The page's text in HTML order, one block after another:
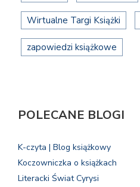
Wirtualne Targi Książki
zapowiedzi książkowe
POLECANE BLOGI
K-czyta | Blog książkowy
Koczowniczka o książkach
Literacki Świat Cyrysi